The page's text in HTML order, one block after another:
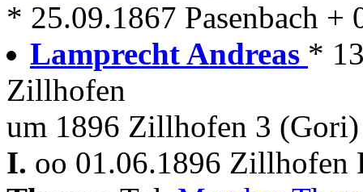
* 25.09.1867 Pasenbach +
Lamprecht Andreas *
Zillhofen
um 1896 Zillhofen 3 (Gori)
I. oo 01.06.1896